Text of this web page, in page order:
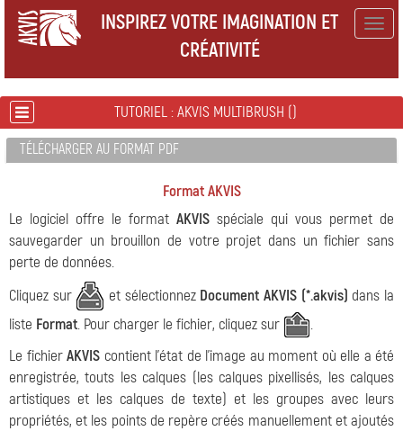
INSPIREZ VOTRE IMAGINATION ET
CRÉATIVITÉ
TUTORIEL : AKVIS MULTIBRUSH ()
TÉLÉCHARGER AU FORMAT PDF
Format AKVIS
Le logiciel offre le format AKVIS spéciale qui vous permet de
sauvegarder un brouillon de votre projet dans un fichier sans
perte de données.
Cliquez sur
et sélectionnez Document AKVIS (*.akvis) dans la
liste Format. Pour charger le fichier, cliquez sur
.
Le fichierAKVIS contient l'état de l'image au moment où elle a été
enregistrée, touts les calques (les calques pixellisés, les calques
artistiques et les calques de texte) et les groupes avec leurs
propriétés, et les points de repère créés manuellement et ajoutés